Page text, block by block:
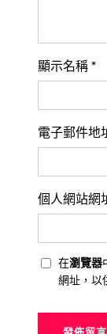
顯示名稱 *
電子郵件地
個人網站網
在瀏覽器
網址，以